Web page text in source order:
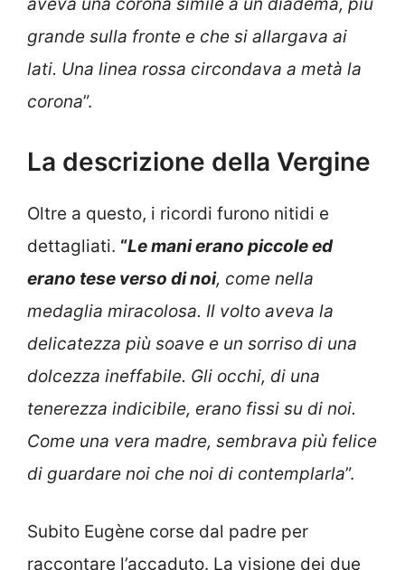
aveva una corona simile a un diadema, più
grande sulla fronte e che si allargava ai
lati. Una linea rossa circondava a metà la
corona”.
La descrizione della Vergine
Oltre a questo, i ricordi furono nitidi e
dettagliati. “Le mani erano piccole ed
erano tese verso di noi, come nella
medaglia miracolosa. Il volto aveva la
delicatezza più soave e un sorriso di una
dolcezza ineffabile. Gli occhi, di una
tenerezza indicibile, erano fissi su di noi.
Come una vera madre, sembrava più felice
di guardare noi che noi di contemplarla”.
Subito Eugène corse dal padre per
raccontare l’accaduto. La visione dei due